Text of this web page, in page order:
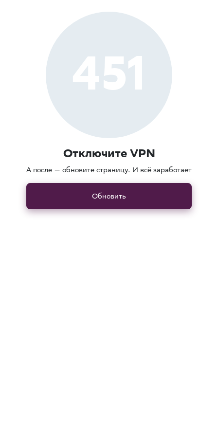
451
Отключите VPN
А после — обновите страницу. И всё заработает
Обновить